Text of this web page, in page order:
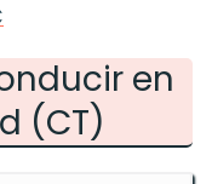
en
(CT)